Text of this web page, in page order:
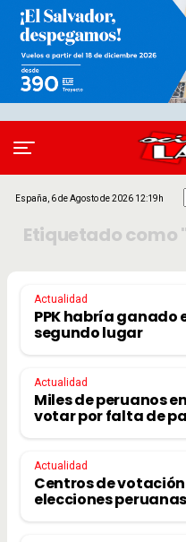
España, 6 de Agosto de 2026 12:19h
Etiquetado como
Actualidad
PPK habría ganado
segundo lugar
Actualidad
Miles de peruanos
votar por falta de
Actualidad
Centros de
elecciones peruanas